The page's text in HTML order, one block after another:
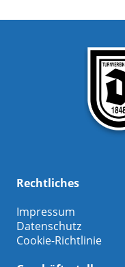
Rechtliches
Impressum
Datenschutz
Cookie-Richtlinie